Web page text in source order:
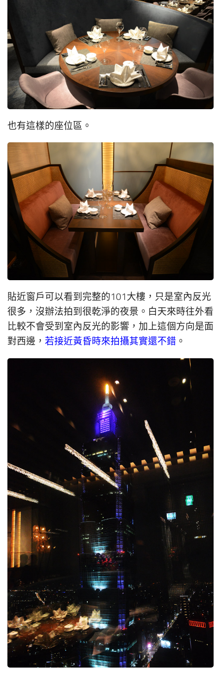
也有這樣的座位區。
貼近窗戶可以看到完整的101大樓，只是室內反光
很多，沒辦法拍到很乾淨的夜景。白天來時往外看
比較不會受到室內反光的影響，加上這個方向是面
對西邊， 若接近黃昏時來拍攝其實還不錯 。